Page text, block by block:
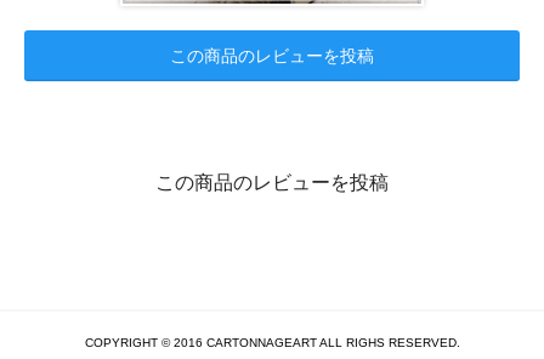
この商品のレビューを投稿
この商品のレビューを投稿
COPYRIGHT © 2016 CARTONNAGEART ALL RIGHS RESERVED.